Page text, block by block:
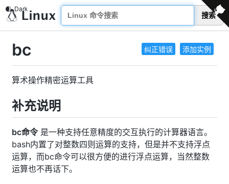
搜索
纠正错误 添加实例
bc
算术操作精密运算工具
补充说明
bc命令是一种支持任意精度的交互执行的计算器语言。
bash内置了对整数四则运算的支持，但是并不支持浮点
运算，而bc命令可以很方便的进行浮点运算，当然整数
运算也不再话下。